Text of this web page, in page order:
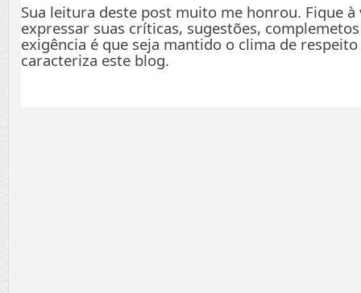
Sua leitura deste post muito me honrou. Fique à
expressar suas críticas, sugestões,
exigência é que seja mantido o clima de
caracteriza este blog.